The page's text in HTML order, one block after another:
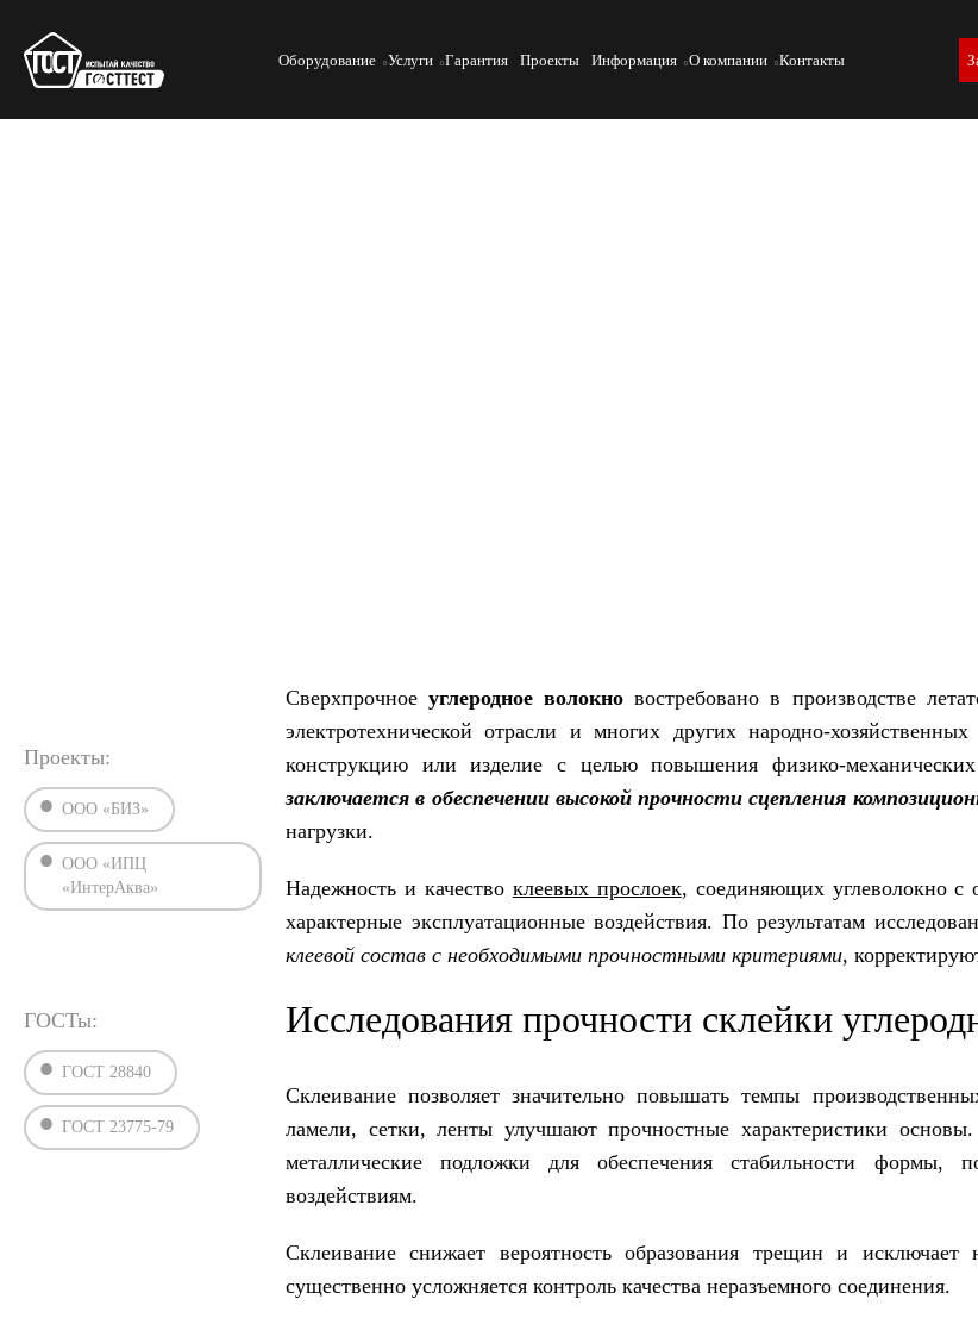
Оборудование Услуги Гарантия Проекты Информация О компании Контакты
Проекты:
ООО «БИЗ»
ООО «ИПЦ
«ИнтерАква»
ГОСТы:
ГОСТ 28840
ГОСТ 23775-79
Сверхпрочноеуглеродное волокно востребовано в производстве
электротехнической отрасли и многих других народно-
конструкцию или изделие с целью повышения физико-механических
заключается в обеспечении высокой прочности сцепления
нагрузки.
Надежность и качество клеевых прослоек, соединяющих углеволокно
характерные эксплуатационные воздействия. По результатам
клеевой состав с необходимыми прочностными критериями,
Исследования прочности склейки
Склеивание позволяет значительно повышать темпы
ламели, сетки, ленты улучшают прочностные характеристики
металлические подложки для обеспечения стабильности формы,
воздействиям.
Склеивание снижает вероятность образования трещин и исключает
существенно усложняется контроль качества неразъемного соединения.